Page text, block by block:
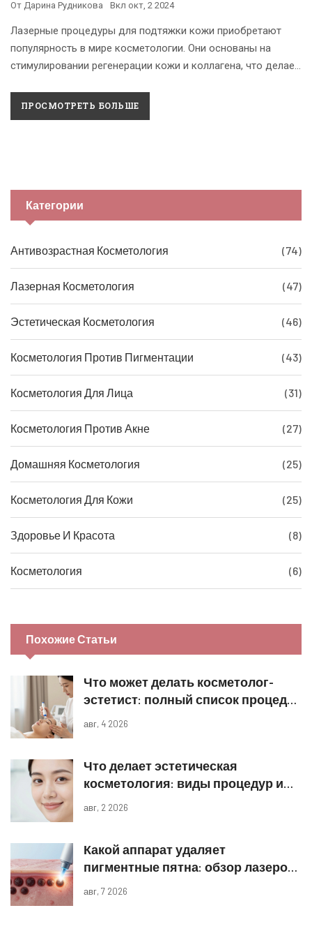
От Дарина Рудникова Вкл окт, 2 2024
Лазерные процедуры для подтяжки кожи приобретают
популярность в мире косметологии. Они основаны на
стимулировании регенерации кожи и коллагена, что делает
старения. Эта статья расскажет о принципах работы
лазера, кому подойдут такие процедуры и какие могут
ПРОСМОТРЕТЬ БОЛЬШЕ
Категории
Антивозрастная Косметология (74)
Лазерная Косметология (47)
Эстетическая Косметология (46)
Косметология Против Пигментации (43)
Косметология Для Лица (31)
Косметология Против Акне (27)
Домашняя Косметология (25)
Косметология Для Кожи (25)
Здоровье И Красота (8)
Косметология (6)
Похожие Статьи
Что может делать косметолог-
эстетист: полный список процедур
и границы компетенций
авг, 4 2026
Что делает эстетическая
косметология: виды процедур и
реальные результаты
авг, 2 2026
Какой аппарат удаляет
пигментные пятна: обзор лазеров
и IPL
авг, 7 2026